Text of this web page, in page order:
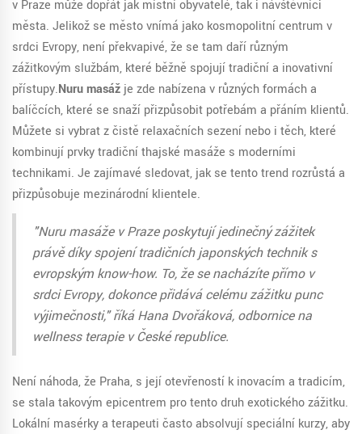
v Praze může dopřát jak místní obyvatelé, tak i návštěvníci
města. Jelikož se město vnímá jako kosmopolitní centrum v
srdci Evropy, není překvapivé, že se tam daří různým
zážitkovým službám, které běžně spojují tradiční a inovativní
přístupy.Nuru masážje zde nabízena v různých formách a
balíčcích, které se snaží přizpůsobit potřebám a přáním klientů.
Můžete si vybrat z čistě relaxačních sezení nebo i těch, které
kombinují prvky tradiční thajské masáže s moderními
technikami. Je zajímavé sledovat, jak se tento trend rozrůstá a
přizpůsobuje mezinárodní klientele.
"Nuru masáže v Praze poskytují jedinečný zážitek
právě díky spojení tradičních japonských technik s
evropským know-how. To, že se nacházíte přímo v
srdci Evropy, dokonce přidává celému zážitku punc
výjimečnosti," říká Hana Dvořáková, odbornice na
wellness terapie v České republice.
Není náhoda, že Praha, s její otevřeností k inovacím a tradicím,
se stala takovým epicentrem pro tento druh exotického zážitku.
Lokální masérky a terapeuti často absolvují speciální kurzy, aby